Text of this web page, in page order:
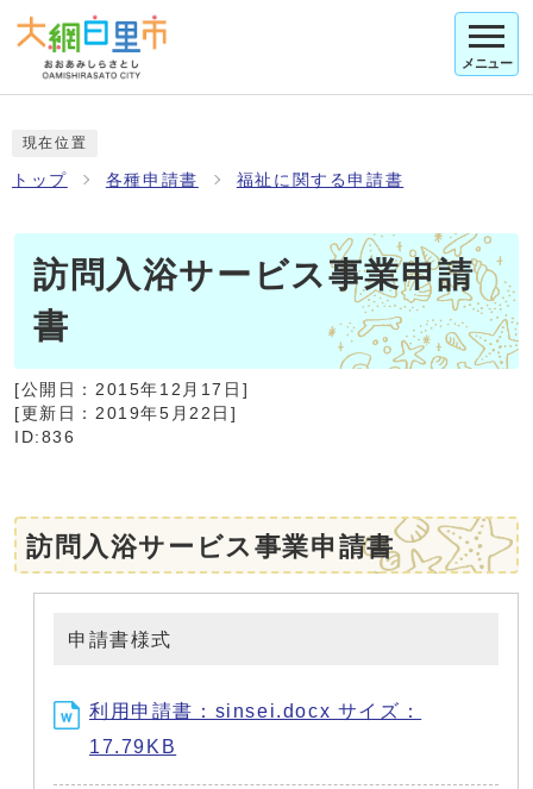
メニュー
現在位置
トップ 各種申請書 福祉に関する申請書
訪問入浴サービス事業申請
書
[公開日： 2015年12月17日 ]
[更新日： 2019年5月22日 ]
ID:836
訪問入浴サービス事業申請書
申請書様式
利用申請書：sinsei.docx サイズ：
17.79KB